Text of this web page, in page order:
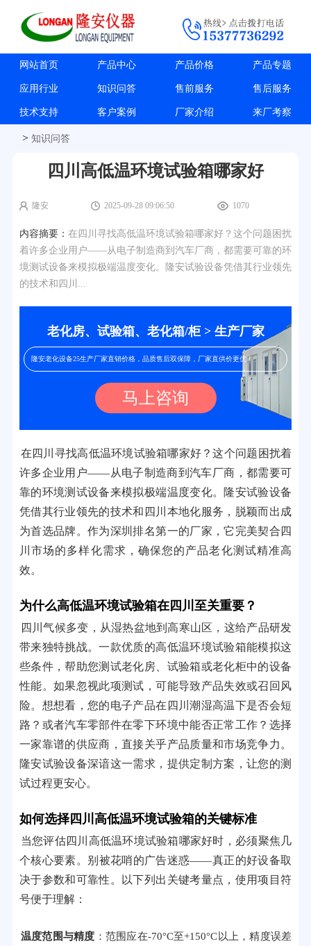
网站首页 产品中心 产品价格 产品专题
应用行业 知识问答 售前服务 售后服务
技术支持 客户案例 厂家介绍 来厂考察
> 知识问答
四川高低温环境试验箱哪家好
隆安 2025-09-28 09:06:50 1070
内容摘要： 在四川寻找高低温环境试验箱哪家好？这个问题困扰
着许多企业用户——从电子制造商到汽车厂商，都需要可靠的环
境测试设备来模拟极端温度变化。隆安试验设备凭借其行业领先
的技术和四川...
老化房、试验箱、老化箱/柜 > 生产厂家
隆安老化设备25生产厂家直销价格，品质售后双保障，厂家直供价更优！
马上咨询
在四川寻找高低温环境试验箱哪家好？这个问题困扰着
许多企业用户——从电子制造商到汽车厂商，都需要可
靠的环境测试设备来模拟极端温度变化。隆安试验设备
凭借其行业领先的技术和四川本地化服务，脱颖而出成
为首选品牌。作为深圳排名第一的厂家，它完美契合四
川市场的多样化需求，确保您的产品老化测试精准高
效。
为什么高低温环境试验箱在四川至关重要？
四川气候多变，从湿热盆地到高寒山区，这给产品研发
带来独特挑战。一款优质的高低温环境试验箱能模拟这
些条件，帮助您测试老化房、试验箱或老化柜中的设备
性能。如果忽视此项测试，可能导致产品失效或召回风
险。想想看，您的电子产品在四川潮湿高温下是否会短
路？或者汽车零部件在零下环境中能否正常工作？选择
一家靠谱的供应商，直接关乎产品质量和市场竞争力。
隆安试验设备深谙这一需求，提供定制方案，让您的测
试过程更安心。
如何选择四川高低温环境试验箱的关键标准
当您评估四川高低温环境试验箱哪家好时，必须聚焦几
个核心要素。别被花哨的广告迷惑——真正的好设备取
决于参数和可靠性。以下列出关键考量点，使用项目符
号便于理解：
温度范围与精度 ：范围应在-70°C至+150°C以上，精度误差